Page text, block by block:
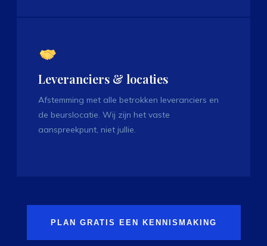
Leveranciers & locaties
Afstemming met alle betrokken leveranciers en
de beurslocatie. Wij zijn het vaste
aanspreekpunt, niet jullie.
PLAN GRATIS EEN KENNISMAKING